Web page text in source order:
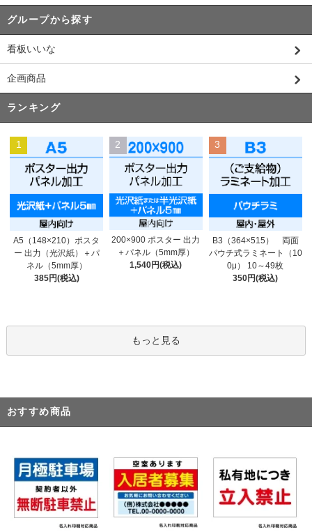
グループから探す
看板いいな
企画商品
ランキング
1
A5（148×210）ポスタ
ー 出力（光沢紙）＋パ
ネル（5mm厚）
385円(税込)
2
200×900 ポスター 出力
＋パネル（5mm厚）
1,540円(税込)
3
B3（364×515） 両面
パウチ式ラミネート（10
0μ） 10～49枚
350円(税込)
もっと見る
おすすめ商品